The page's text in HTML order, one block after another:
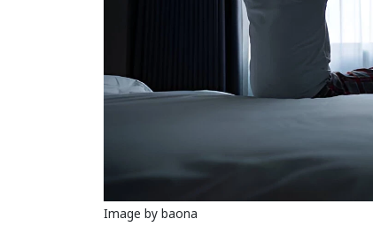
Image by baona